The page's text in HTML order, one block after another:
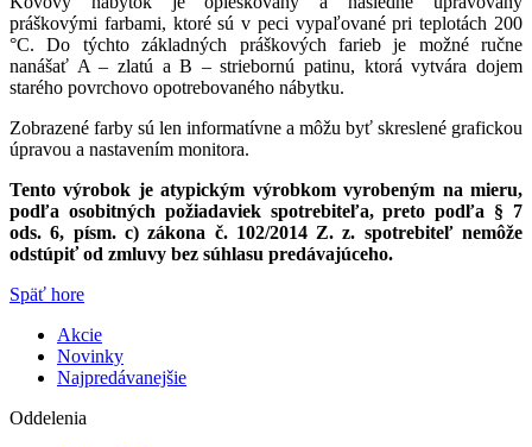
práškovými farbami, ktoré sú v peci vypaľované pri teplotách 200
°C. Do týchto základných práškových farieb je možné ručne
nanášať A – zlatú a B – striebornú patinu, ktorá vytvára dojem
starého povrchovo opotrebovaného nábytku.
Zobrazené farby sú len informatívne a môžu byť skreslené grafickou
úpravou a nastavením monitora.
Tento výrobok je atypickým výrobkom vyrobeným na mieru,
podľa osobitných požiadaviek spotrebiteľa, preto podľa § 7
ods. 6, písm. c) zákona č. 102/2014 Z. z. spotrebiteľ nemôže
odstúpiť od zmluvy bez súhlasu predávajúceho.
Späť hore
Akcie
Novinky
Najpredávanejšie
Oddelenia